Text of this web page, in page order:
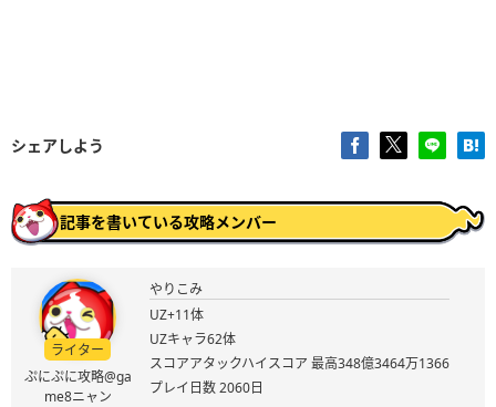
シェアしよう
記事を書いている攻略メンバー
ライター
ぷにぷに攻略@ga
me8ニャン
やりこみ
UZ+11体
UZキャラ62体
スコアアタックハイスコア 最高348億3464万1366
プレイ日数 2060日